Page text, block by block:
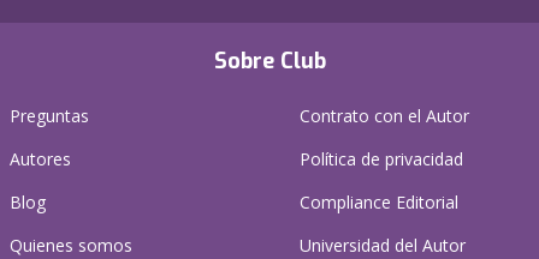
Sobre Club
Preguntas
Autores
Blog
Quienes somos
Contrato con el Autor
Política de privacidad
Compliance Editorial
Universidad del Autor